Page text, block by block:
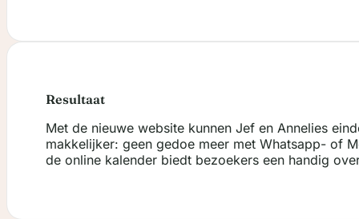
Resultaat
Met de nieuwe website kunnen Jef en Annelies
makkelijker: geen gedoe meer met Whatsapp- of
de online kalender biedt bezoekers een handig